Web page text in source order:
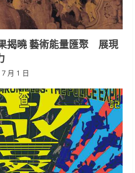
揭曉 藝術能量匯聚 展現
月 1 日